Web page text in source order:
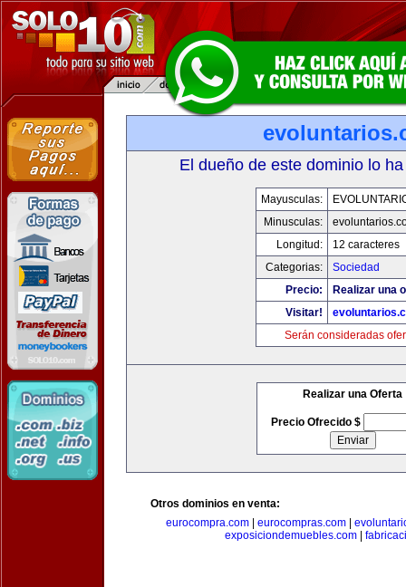
El dueño de este dominio lo
Mayusculas:
Minusculas:
Longitud:
12 caracteres
Categorias:
Sociedad
Precio:
Realizar una
Visitar!
Serán consideradas
Realizar una Oferta
Precio Ofrecido $
Otros dominios en venta:
eurocompra.com| eurocompras.com|
exposiciondemuebles.com|